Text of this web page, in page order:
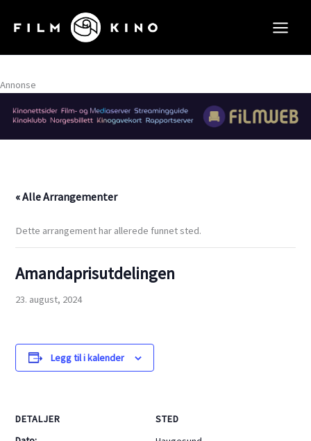
rett
innholdet
Annonse
« Alle Arrangementer
Dette arrangement har allerede funnet sted.
Amandaprisutdelingen
23. august, 2024
Legg til i kalender
DETALJER
STED